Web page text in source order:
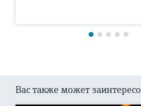
Вас также может